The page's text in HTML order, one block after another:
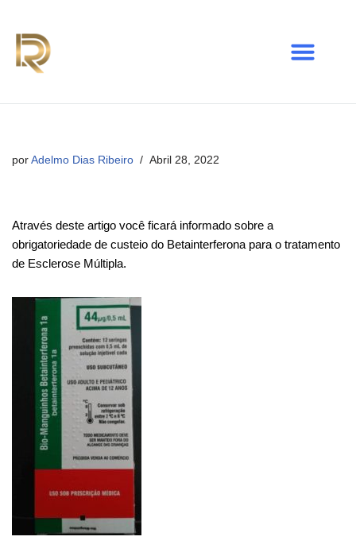
Avançar
para
por Adelmo Dias Ribeiro Abril 28, 2022
Através deste artigo você ficará informado sobre a
obrigatoriedade de custeio do Betainterferona para o tratamento
de Esclerose Múltipla.